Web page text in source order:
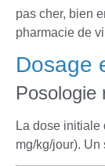
pas cher, bien
pharmacie de
Dosage
Posologie
La dose initiale
mg/kg/jour). Un